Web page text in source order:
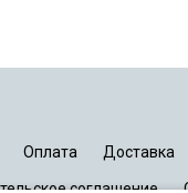
Оплата Доставка
соглашение